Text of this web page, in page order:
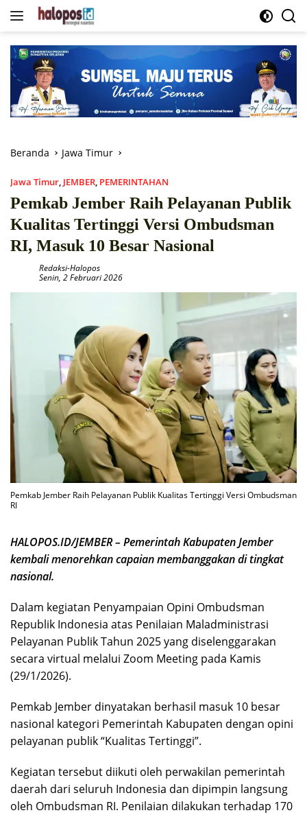
Langsung
Beranda Jawa Timur
Jawa Timur JEMBER PEMERINTAHAN
Pemkab Jember Raih Pelayanan Publik
Kualitas Tertinggi Versi Ombudsman
RI, Masuk 10 Besar Nasional
Redaksi-Halopos
Senin, 2 Februari 2026
Pemkab Jember Raih Pelayanan Publik Kualitas Tertinggi Versi Ombudsman
RI
HALOPOS.ID/JEMBER – Pemerintah Kabupaten Jember
kembali menorehkan capaian membanggakan di tingkat
nasional.
Dalam kegiatan Penyampaian Opini Ombudsman
Republik Indonesia atas Penilaian Maladministrasi
Pelayanan Publik Tahun 2025 yang diselenggarakan
secara virtual melalui Zoom Meeting pada Kamis
(29/1/2026).
Pemkab Jember dinyatakan berhasil masuk 10 besar
nasional kategori Pemerintah Kabupaten dengan opini
pelayanan publik “Kualitas Tertinggi”.
Kegiatan tersebut diikuti oleh perwakilan pemerintah
daerah dari seluruh Indonesia dan dipimpin langsung
oleh Ombudsman RI. Penilaian dilakukan terhadap 170